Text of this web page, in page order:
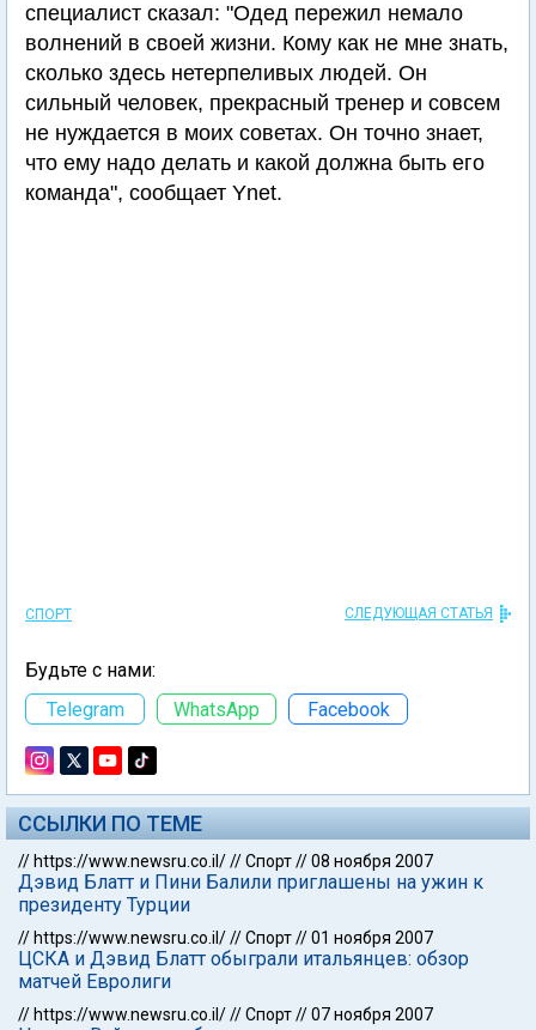
специалист сказал: "Одед пережил немало
волнений в своей жизни. Кому как не мне знать,
сколько здесь нетерпеливых людей. Он
сильный человек, прекрасный тренер и совсем
не нуждается в моих советах. Он точно знает,
что ему надо делать и какой должна быть его
команда", сообщает Ynet.
СПОРТ СЛЕДУЮЩАЯ СТАТЬЯ
Будьте с нами:
Telegram
WhatsApp Facebook
ССЫЛКИ ПО ТЕМЕ
// https://www.newsru.co.il///Спорт//08 ноября 2007
Дэвид Блатт и Пини Балили приглашены на ужин к
президенту Турции
// https://www.newsru.co.il///Спорт//01 ноября 2007
ЦСКА и Дэвид Блатт обыграли итальянцев: обзор
матчей Евролиги
// https://www.newsru.co.il///Спорт//07 ноября 2007